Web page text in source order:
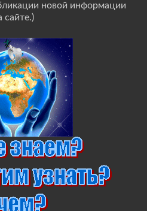
новой информации
сайте.)